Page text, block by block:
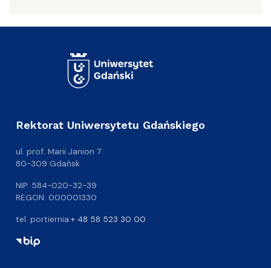
Rektorat Uniwersytetu Gdańskiego
ul. prof. Marii Janion 7
80-309 Gdańsk
NIP: 584-020-32-39
REGON: 000001330
tel. portiernia:+ 48 58 523 30 00